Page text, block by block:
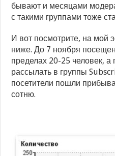
бывают и месяцами
с такими группами тоже
И вот посмотрите, на мой
ниже. До 7 ноября
пределах 20-25 человек, а
рассылать в группы
посетители пошли
сотню.